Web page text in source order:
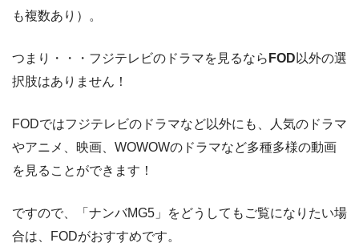
も複数あり）。
つまり・・・フジテレビのドラマを見るなら FOD 以外の選
択肢はありません！
FODではフジテレビのドラマなど以外にも、人気のドラマ
やアニメ、映画、WOWOWのドラマなど多種多様の動画
を見ることができます！
ですので、「ナンバMG5」をどうしてもご覧になりたい場
合は、FODがおすすめです。